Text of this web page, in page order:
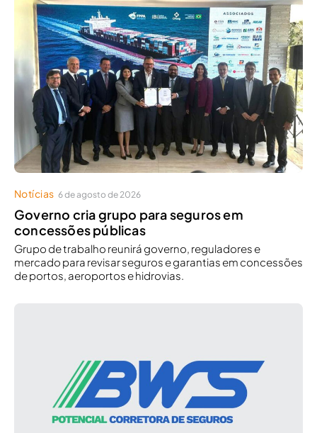
Notícias 6 de agosto de 2026
Governo cria grupo para seguros em
concessões públicas
Grupo de trabalho reunirá governo, reguladores e
mercado para revisar seguros e garantias em concessões
de portos, aeroportos e hidrovias.